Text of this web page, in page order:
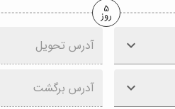
5
روز
آدرس تحویل
آدرس برگشت